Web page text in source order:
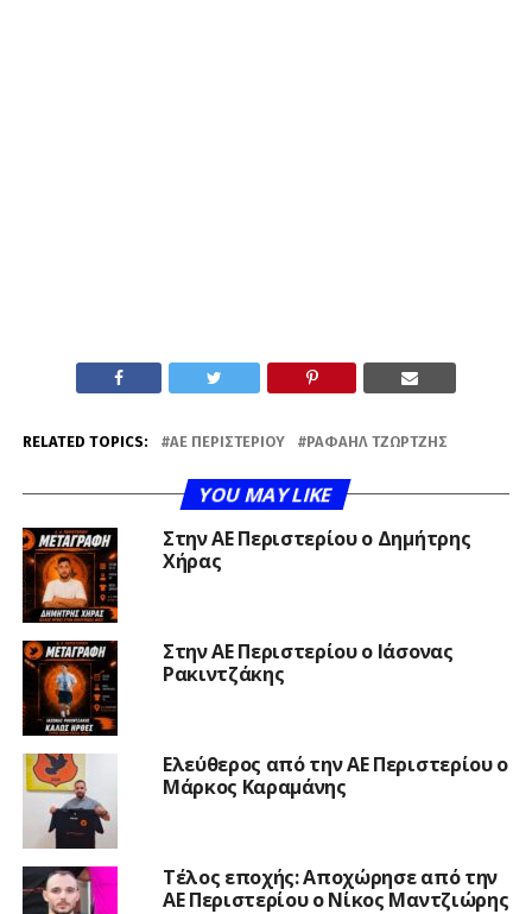
RELATED TOPICS: ΑΕ ΠΕΡΙΣΤΕΡΊΟΥ ΡΑΦΑΉΛ ΤΖΏΡΤΖΗΣ
YOU MAY LIKE
Στην ΑΕ Περιστερίου ο Δημήτρης
Χήρας
Στην ΑΕ Περιστερίου ο Ιάσονας
Ρακιντζάκης
Ελεύθερος από την ΑΕ Περιστερίου ο
Μάρκος Καραμάνης
Τέλος εποχής: Αποχώρησε από την
ΑΕ Περιστερίου ο Νίκος Μαντζιώρης